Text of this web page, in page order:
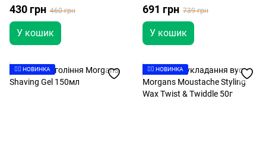
430 грн 460 грн
У кошик
691 грн 739 грн
У кошик
👉🏻 НОВИНКА 👉🏻 НОВИНКА